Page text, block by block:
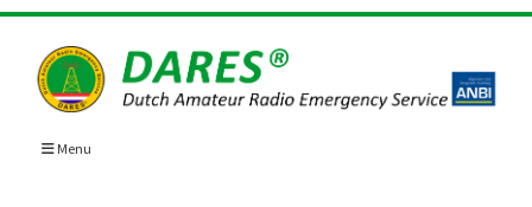
Skip
content
Menu